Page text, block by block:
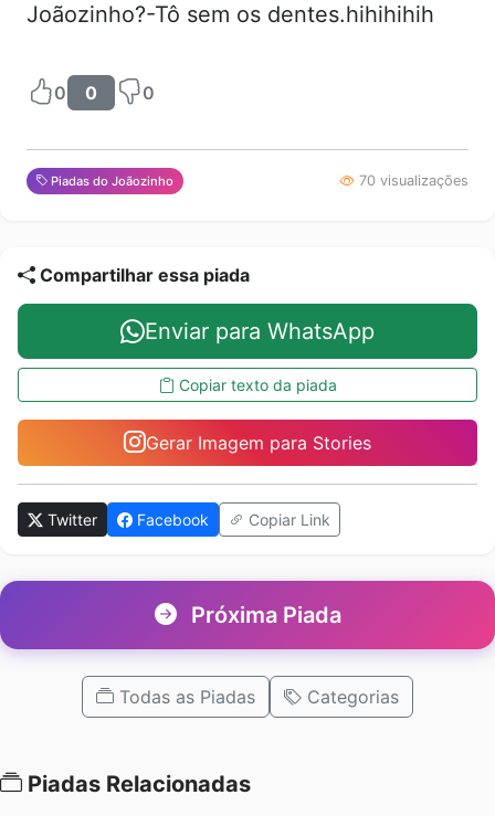
Joãozinho?-Tô sem os dentes.hihihihih
0 0 0
Piadas do Joãozinho 70 visualizações
Compartilhar essa piada
Enviar para WhatsApp
Copiar texto da piada
Gerar Imagem para Stories
Twitter Facebook Copiar Link
Próxima Piada
Todas as Piadas Categorias
Piadas Relacionadas